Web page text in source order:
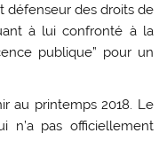
défenseur des droits de
à lui confronté à la
publique” pour un
au printemps 2018. Le
n’a pas officiellement